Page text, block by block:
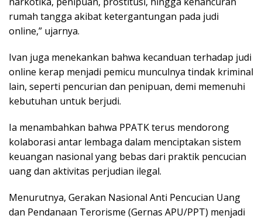
rumah tangga akibat ketergantungan pada judi
online,” ujarnya.
Ivan juga menekankan bahwa kecanduan terhadap judi
online kerap menjadi pemicu munculnya tindak kriminal
lain, seperti pencurian dan penipuan, demi memenuhi
kebutuhan untuk berjudi.
Ia menambahkan bahwa PPATK terus mendorong
kolaborasi antar lembaga dalam menciptakan sistem
keuangan nasional yang bebas dari praktik pencucian
uang dan aktivitas perjudian ilegal.
Menurutnya, Gerakan Nasional Anti Pencucian Uang
dan Pendanaan Terorisme (Gernas APU/PPT) menjadi